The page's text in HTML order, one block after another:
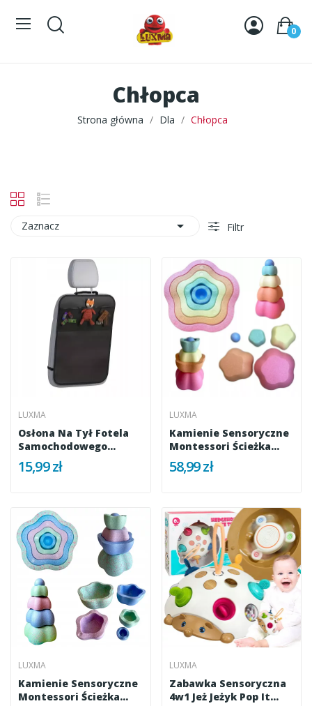
0
Chłopca
Strona główna Dla Chłopca
Zaznacz  Filtr
LUXMA
Osłona Na Tył Fotela
Samochodowego
Organizer...
15,99 zł
LUXMA
Kamienie Sensoryczne
Montessori Ścieżka...
58,99 zł
LUXMA
Kamienie Sensoryczne
Montessori Ścieżka...
LUXMA
Zabawka Sensoryczna
4w1 Jeż Jeżyk Pop It...